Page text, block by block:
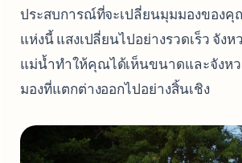
ประสบการณ์ที่จะเปลี่ยนมุมมองของ
แห่งนี้ แสงเปลี่ยนไปอย่างรวดเร็ว จัง
แม่น้ำทำให้คุณได้เห็นขนาดและจังหว
มองที่แตกต่างออกไปอย่างสิ้นเชิง